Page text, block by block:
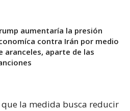
aumentaría la presión
contra Irán por medio
aranceles, aparte de las
que la medida busca reducir